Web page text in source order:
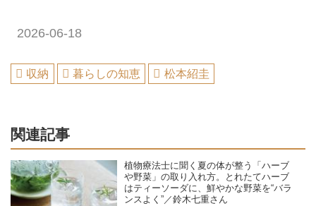
2026-06-18
収納 暮らしの知恵 松本紹圭
関連記事
植物療法士に聞く夏の体が整う「ハーブ
や野菜」の取り入れ方。とれたてハーブ
はティーソーダに、鮮やかな野菜を“バラ
ンスよく”／鈴木七重さん